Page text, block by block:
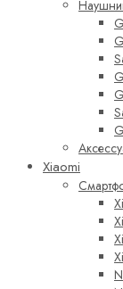
Xiaomi